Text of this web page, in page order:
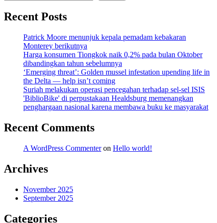
Recent Posts
Patrick Moore menunjuk kepala pemadam kebakaran
Monterey berikutnya
Harga konsumen Tiongkok naik 0,2% pada bulan Oktober
dibandingkan tahun sebelumnya
‘Emerging threat’: Golden mussel infestation upending life in
the Delta — help isn’t coming
Suriah melakukan operasi pencegahan terhadap sel-sel ISIS
'BiblioBike' di perpustakaan Healdsburg memenangkan
penghargaan nasional karena membawa buku ke masyarakat
Recent Comments
A WordPress Commenteron Hello world!
Archives
November 2025
September 2025
Categories